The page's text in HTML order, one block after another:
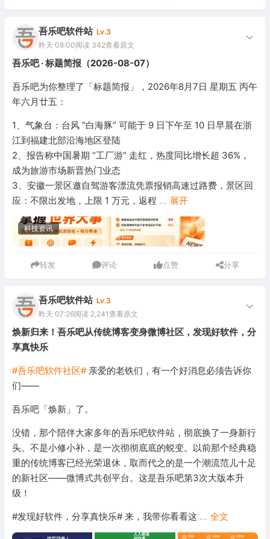
吾乐吧软件站 Lv.3
昨天 08:00阅读 342查看原文
吾乐吧 · 标题简报（2026-08-07）
吾乐吧为你整理了「标题简报」，2026年8月7日 星期五 丙午
年六月廿五：
1、气象台：台风 “白海豚” 可能于 9 日下午至 10 日早晨在浙
江到福建北部沿海地区登陆
2、报告称中国暑期 “工厂游” 走红，热度同比增长超 36%，
成为旅游市场新晋热门业态
3、安徽一景区邀自驾游客漂流凭票报销高速过路费，景区回
应：不限出发地，上限 1 万元，返程 ... 展开
科技资讯
转发 评论 点赞 分享
吾乐吧软件站 Lv.3
昨天 07:26阅读 2,241查看原文
焕新归来！吾乐吧从传统博客变身微博社区，发现好软件，分
享真快乐
#吾乐吧软件社区#亲爱的老铁们，有一个好消息必须告诉你
们——
吾乐吧「焕新」了。
没错，那个陪伴大家多年的吾乐吧软件站，彻底换了一身新行
头。不是小修小补，是一次彻彻底底的蜕变。以前那个经典稳
重的传统博客已经光荣退休，取而代之的是一个潮流范儿十足
的新社区——微博式共创平台。这是吾乐吧第3次大版本升
级！
#发现好软件，分享真快乐# 来，我带你看看这 ... 全文